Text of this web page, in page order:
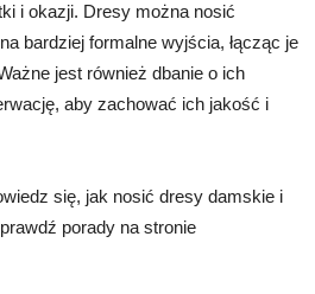
i okazji. Dresy można nosić
bardziej formalne wyjścia, łącząc je
jest również dbanie o ich
aby zachować ich jakość i
się, jak nosić dresy damskie i
porady na stronie